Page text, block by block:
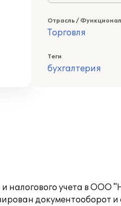
Отрасль /
Торговля
Теги
бухгалтерия
налогового учета в ООО
документооборот